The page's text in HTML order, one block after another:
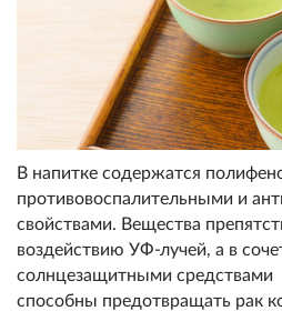
В напитке содержатся
противовоспалительными и
свойствами. Вещества
воздействию УФ-лучей, а в
солнцезащитными средствами
способны предотвращать рак